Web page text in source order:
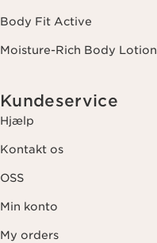
Body Fit Active
Moisture-Rich Body Lotion
Kundeservice
Hjælp
Kontakt os
OSS
Min konto
My orders